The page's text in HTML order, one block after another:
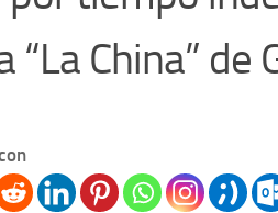
“La China” de